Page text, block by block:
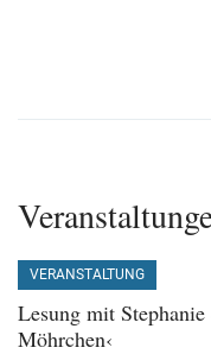
VERANSTALTUNG
Lesung mit
Möhrchen‹